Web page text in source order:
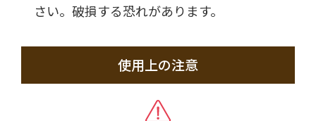
さい。破損する恐れがあります。
使用上の注意